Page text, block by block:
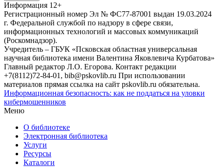
Информация 12+
Регистрационный номер Эл № ФС77-87001 выдан 19.03.2024
г. Федеральной службой по надзору в сфере связи,
информационных технологий и массовых коммуникаций
(Роскомнадзор).
Учредитель – ГБУК «Псковская областная универсальная
научная библиотека имени Валентина Яковлевича Курбатова»
Главный редактор Л.О. Егорова. Контакт редакции
+7(8112)72-84-01, bib@pskovlib.ru При использовании
материалов прямая ссылка на сайт pskovlib.ru обязательна.
Информационная безопасность: как не поддаться на уловки
кибермошенников
Меню
О библиотеке
Электронная библиотека
Услуги
Ресурсы
Каталоги